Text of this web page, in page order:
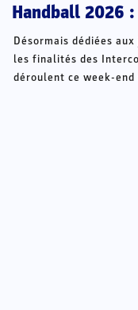
Handball 2026
Désormais dédiées
les finalités des
déroulent ce week-